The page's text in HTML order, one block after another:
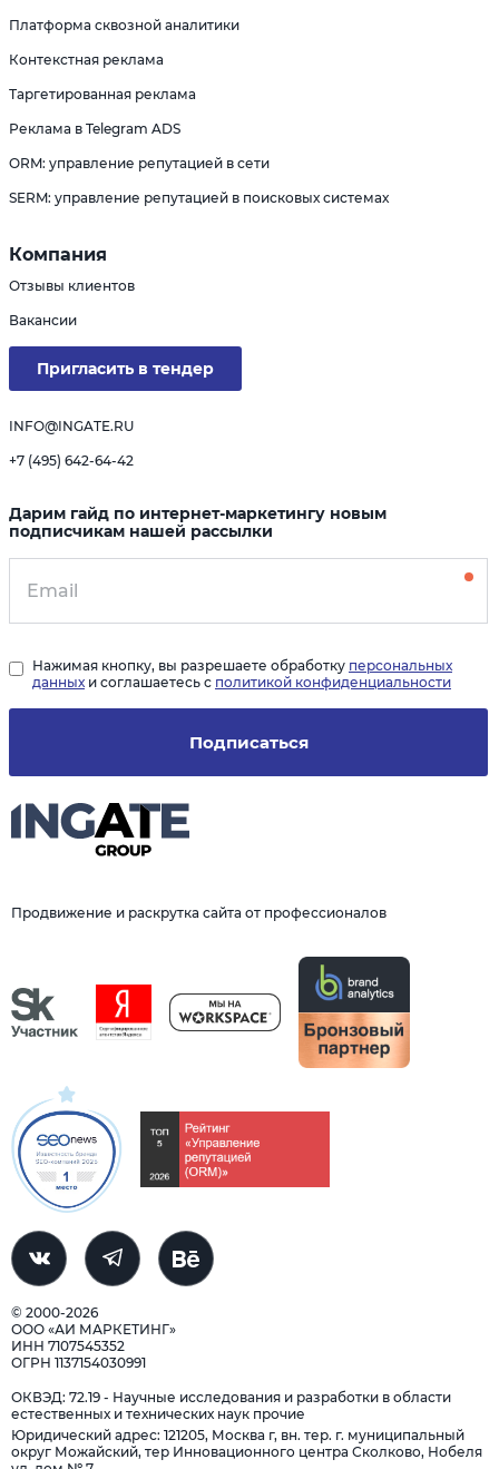
Продвижение и раскрутка сайта от профессионалов
© 2000-2026
ООО «АИ МАРКЕТИНГ»
ИНН 7107545352
ОГРН 1137154030991
Платформа сквозной аналитики
Контекстная реклама
Таргетированная реклама
Реклама в Telegram ADS
ORM: управление репутацией в сети
SERM: управление репутацией в поисковых системах
Компания
Отзывы клиентов
Вакансии
Пригласить в тендер
INFO@INGATE.RU
+7 (495) 642-64-42
Дарим гайд по интернет-маркетингу новым
подписчикам нашей рассылки
Подписаться
Нажимая кнопку, вы разрешаете обработку персональных
данных и соглашаетесь с политикой конфиденциальности
ОКВЭД: 72.19 - Научные исследования и разработки в области
естественных и технических наук прочие
Юридический адрес: 121205, Москва г, вн. тер. г. муниципальный
округ Можайский, тер Инновационного центра Сколково, Нобеля